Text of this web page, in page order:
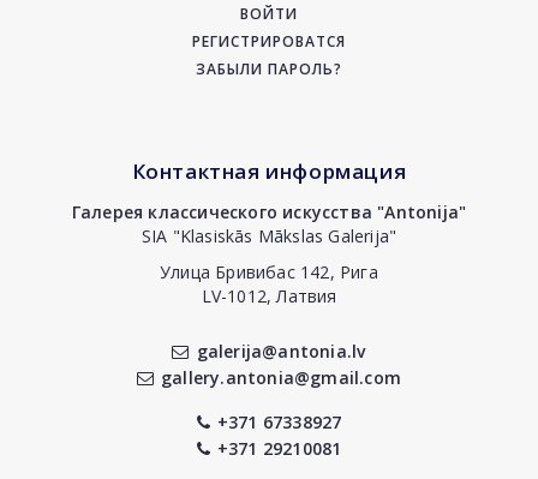
ВОЙТИ
РЕГИСТРИРОВАТСЯ
ЗАБЫЛИ ПАРОЛЬ?
Контактная информация
Галерея классического искусства "Antonija"
SIA "Klasiskās Mākslas Galerija"
Улица Бривибас 142, Рига
LV-1012, Латвия
galerija@antonia.lv
gallery.antonia@gmail.com
+371 67338927
+371 29210081